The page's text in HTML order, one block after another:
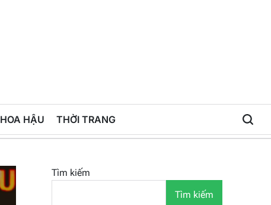
HOA HẬU THỜI TRANG
Tìm kiếm
Tìm kiếm